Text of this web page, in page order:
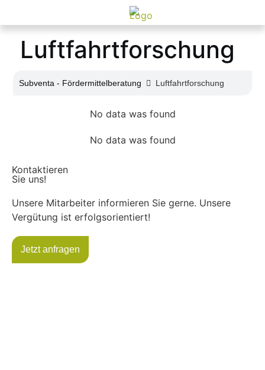
Luftfahrtforschung
Subventa ‐ Fördermittelberatung Luftfahrtforschung
No data was found
No data was found
Kontaktieren
Sie uns!
Unsere Mitarbeiter informieren Sie gerne. Unsere
Vergütung ist erfolgsorientiert!
Jetzt anfragen